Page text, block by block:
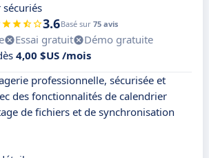
sécuriés
3.6Basé sur 75 avis
Essai gratuit
Démo gratuite
4,00 $US /mois
professionnelle, sécurisée et
des fonctionnalités de calendrier
de fichiers et de synchronisation